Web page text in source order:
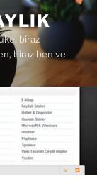
biraz
biraz ben ve